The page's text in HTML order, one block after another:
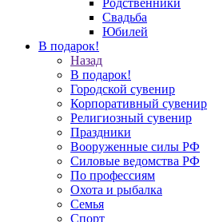
Родственники
Свадьба
Юбилей
В подарок!
Назад
В подарок!
Городской сувенир
Корпоративный сувенир
Религиозный сувенир
Праздники
Вооруженные силы РФ
Силовые ведомства РФ
По профессиям
Охота и рыбалка
Семья
Спорт